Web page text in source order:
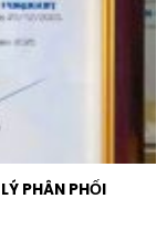
Đây là không gian
cao nhất.
điều chỉnh
sản phẩm mới.
khí ấm cúng,
vào bàn
PHÂN PHỐI